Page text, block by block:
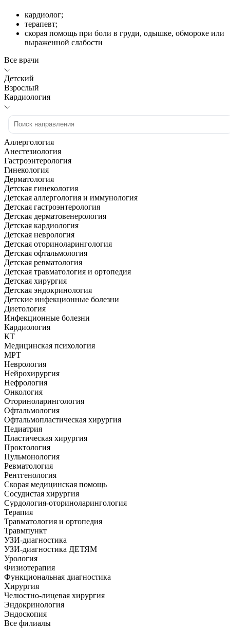
кардиолог;
терапевт;
скорая помощь при боли в груди, одышке, обмороке или
выраженной слабости
Все врачи
Детский
Взрослый
Кардиология
Аллергология
Анестезиология
Гастроэнтерология
Гинекология
Дерматология
Детская гинекология
Детская аллергология и иммунология
Детская гастроэнтерология
Детская дерматовенерология
Детская кардиология
Детская неврология
Детская оториноларингология
Детская офтальмология
Детская ревматология
Детская травматология и ортопедия
Детская хирургия
Детская эндокринология
Детские инфекционные болезни
Диетология
Инфекционные болезни
Кардиология
КТ
Медицинская психология
МРТ
Неврология
Нейрохирургия
Нефрология
Онкология
Оториноларингология
Офтальмология
Офтальмопластическая хирургия
Педиатрия
Пластическая хирургия
Проктология
Пульмонология
Ревматология
Рентгенология
Скорая медицинская помощь
Сосудистая хирургия
Сурдология-оториноларингология
Терапия
Травматология и ортопедия
Травмпункт
УЗИ-диагностика
УЗИ-диагностика ДЕТЯМ
Урология
Физиотерапия
Функциональная диагностика
Хирургия
Челюстно-лицевая хирургия
Эндокринология
Эндоскопия
Все филиалы